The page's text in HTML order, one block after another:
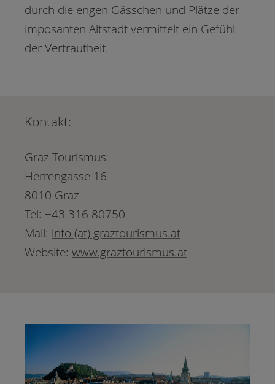
durch die engen Gässchen und Plätze der
imposanten Altstadt vermittelt ein Gefühl
der Vertrautheit.
Kontakt:
Graz-Tourismus
Herrengasse 16
8010 Graz
Tel: +43 316 80750
Mail: info (at) graztourismus.at
Website: www.graztourismus.at